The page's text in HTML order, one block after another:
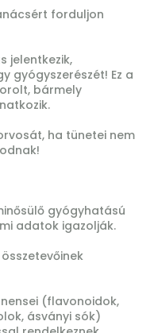
forduljon
jelentkezik,
gyógyszerészét! Ez a
bármely
ha tünetei nem
gyógyhatású
adatok igazolják.
(flavonoidok,
ásványi sók)